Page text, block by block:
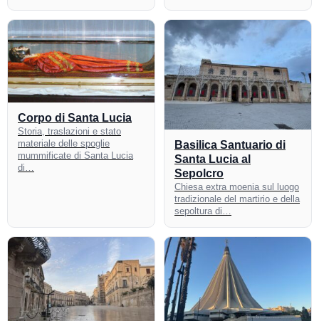
Corpo di Santa Lucia
Storia, traslazioni e stato
materiale delle spoglie
mummificate di Santa Lucia
di…
Basilica Santuario di
Santa Lucia al
Sepolcro
Chiesa extra moenia sul luogo
tradizionale del martirio e della
sepoltura di…